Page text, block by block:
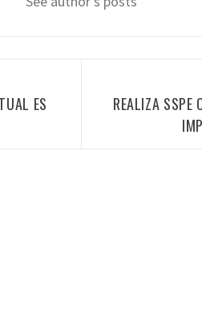
ES
REALIZA SSPE